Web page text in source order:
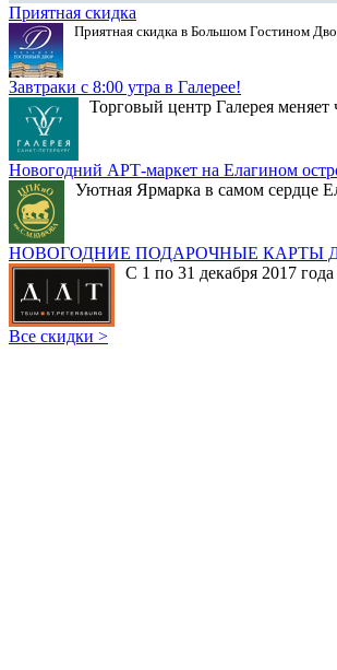
Приятная скидка
Приятная скидка в Большом Гостином
Завтраки с 8:00 утра в Галерее!
Торговый центр Галерея
Новогодний АРТ-маркет на Елагином
Уютная Ярмарка в самом сердце
НОВОГОДНИЕ ПОДАРОЧНЫЕ КАРТЫ
С 1 по 31 декабря 2017 года
Все скидки >